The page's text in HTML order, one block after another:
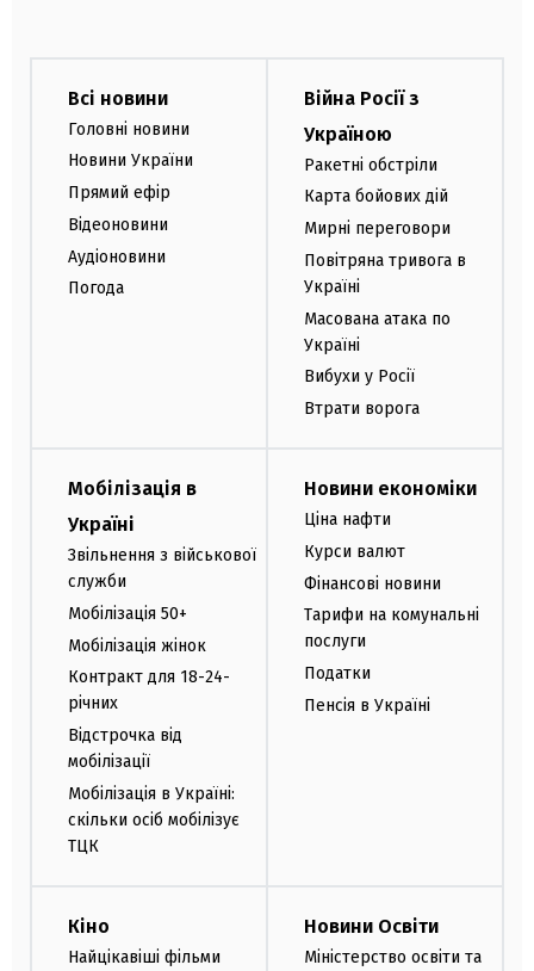
Всі новини
Головні новини
Новини України
Прямий ефір
Відеоновини
Аудіоновини
Погода
Війна Росії з
Україною
Ракетні обстріли
Карта бойових дій
Мирні переговори
Повітряна тривога в
Україні
Масована атака по
Україні
Вибухи у Росії
Втрати ворога
Мобілізація в
Україні
Звільнення з військової
служби
Мобілізація 50+
Мобілізація жінок
Контракт для 18-24-
річних
Відстрочка від
мобілізації
Мобілізація в Україні:
скільки осіб мобілізує
ТЦК
Новини економіки
Ціна нафти
Курси валют
Фінансові новини
Тарифи на комунальні
послуги
Податки
Пенсія в Україні
Кіно
Найцікавіші фільми
Новини Освіти
Міністерство освіти та